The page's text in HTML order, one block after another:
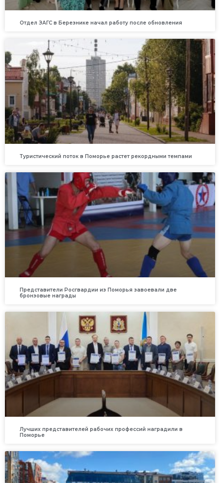
Отдел ЗАГС в Березнике начал работу после обновления
Туристический поток в Поморье растет рекордными темпами
Представители Росгвардии из Поморья завоевали две
бронзовые награды
Лучших представителей рабочих профессий наградили в
Поморье